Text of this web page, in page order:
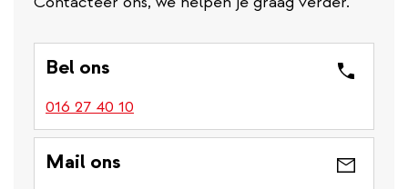
Bel ons
016 27 40 10
Mail ons